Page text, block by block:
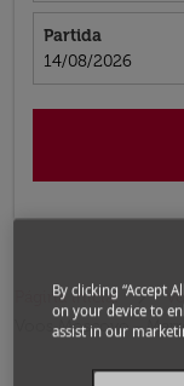
Partida
fc-booking-
14/08/2026
Página inicial
Voos Moscovo -
By clicking “Accept
on your device to
assist in our